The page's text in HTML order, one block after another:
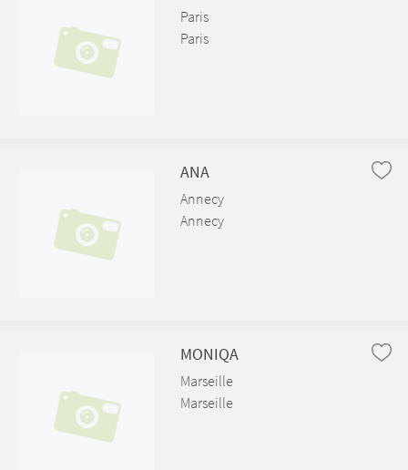
Paris
Paris
ANA
Annecy
Annecy
MONIQA
Marseille
Marseille